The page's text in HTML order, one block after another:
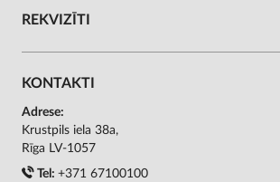
REKVIZĪTI
KONTAKTI
Adrese:
Krustpils iela 38a,
Rīga LV-1057
Tel: +371 67100100